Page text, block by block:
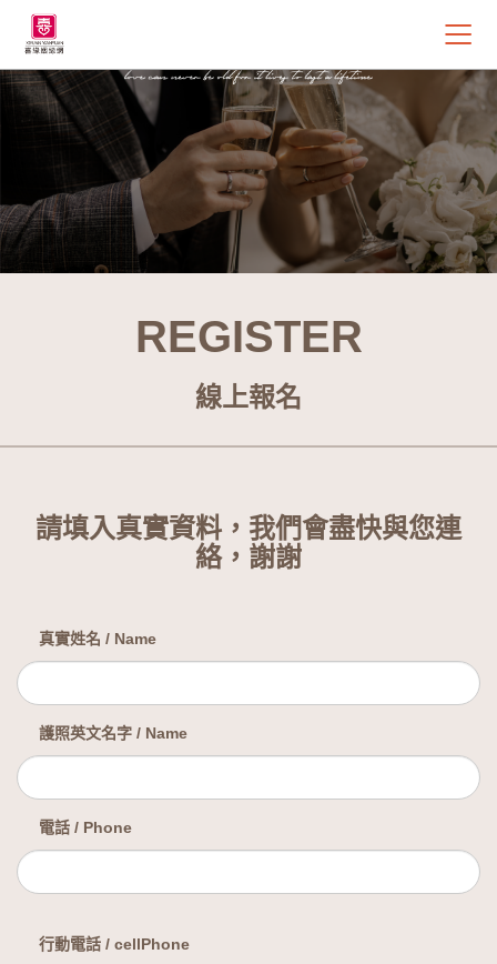
REGISTER
線上報名
請填入真實資料，我們會盡快與您連
絡，謝謝
真實姓名 / Name
護照英文名字 / Name
電話 / Phone
行動電話 / cellPhone